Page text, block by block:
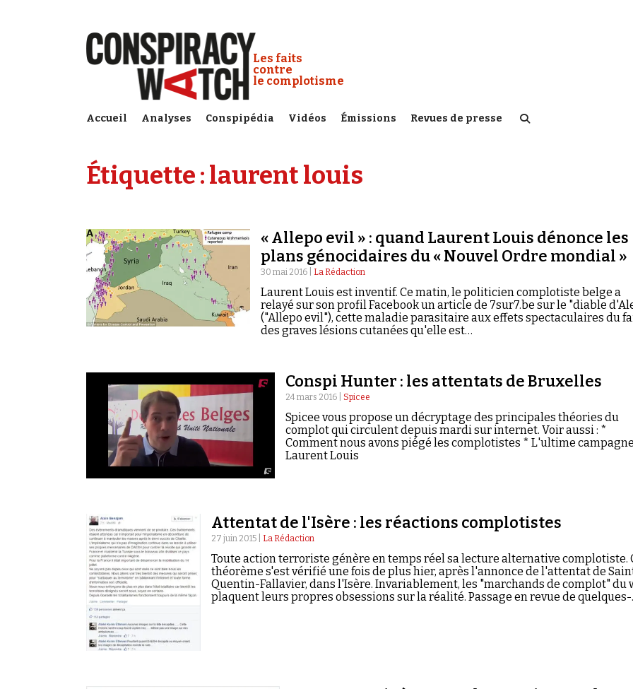
Conspiracy Watch :
Les faits
contre
le complotisme
Accueil Analyses Conspipédia Vidéos Émissions Revues de presse
Étiquette :laurent louis
« Allepo evil » : quand Laurent Louis dénonce les
plans génocidaires du « Nouvel Ordre mondial »
30 mai 2016 | La Rédaction
Laurent Louis est inventif. Ce matin, le politicien complotiste belge a
relayé sur son profil Facebook un article de 7sur7.be sur le "diable
("Allepo evil"), cette maladie parasitaire aux effets spectaculaires du
des graves lésions cutanées qu'elle est…
Conspi Hunter : les attentats de Bruxelles
24 mars 2016 | Spicee
Spicee vous propose un décryptage des principales théories du
complot qui circulent depuis mardi sur internet. Voir aussi : *
Comment nous avons piégé les complotistes * L'ultime
Laurent Louis
Attentat de l'Isère : les réactions complotistes
27 juin 2015 | La Rédaction
Toute action terroriste génère en temps réel sa lecture alternative complotiste.
théorème s'est vérifié une fois de plus hier, après l'annonce de l'attentat de
Quentin-Fallavier, dans l'Isère. Invariablement, les "marchands de complot" du
plaquent leurs propres obsessions sur la réalité. Passage en revue de quelques-